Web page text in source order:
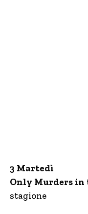
3 Martedì
Only Murders
stagione